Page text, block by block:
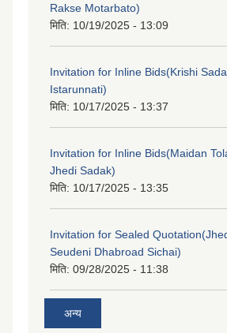
Rakse Motarbato)
मिति: 10/19/2025 - 13:09
Invitation for Inline Bids(Krishi
Istarunnati)
मिति: 10/17/2025 - 13:37
Invitation for Inline Bids(Maidan
Jhedi Sadak)
मिति: 10/17/2025 - 13:35
Invitation for Sealed
Seudeni Dhabroad Sichai)
मिति: 09/28/2025 - 11:38
अन्य